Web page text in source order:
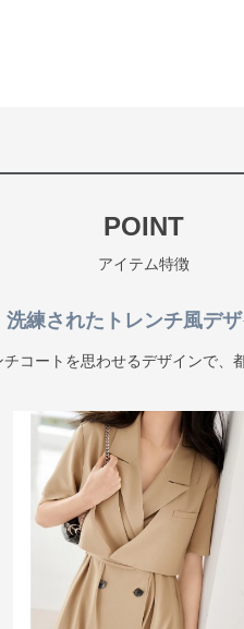
POINT
アイテム特徴
洗練されたトレンチ風デ
コートを思わせるデザインで、